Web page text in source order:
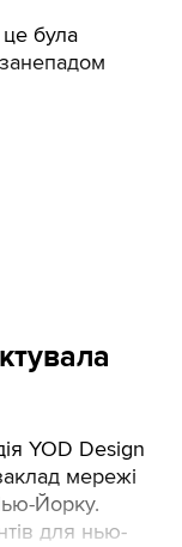
це була
YOD Design
мережі
Йорку.
для нью-